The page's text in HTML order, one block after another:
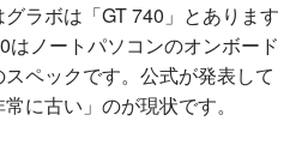
ラボは「GT 740」とあります
はノートパソコンのオンボード
ペックです。公式が発表して
に古い」のが現状です。